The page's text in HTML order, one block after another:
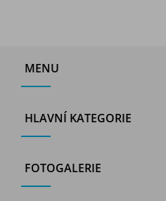
MENU
HLAVNÍ KATEGORIE
FOTOGALERIE